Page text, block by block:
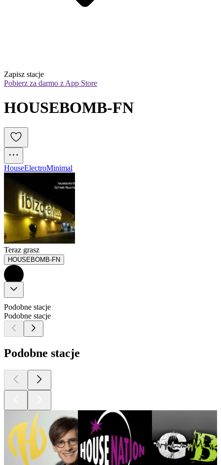
Zapisz stacje
Pobierz za darmo z App Store
HOUSEBOMB-FN
HouseElectroMinimal
Teraz grasz
HOUSEBOMB-FN
Podobne stacje
Podobne stacje
Podobne stacje